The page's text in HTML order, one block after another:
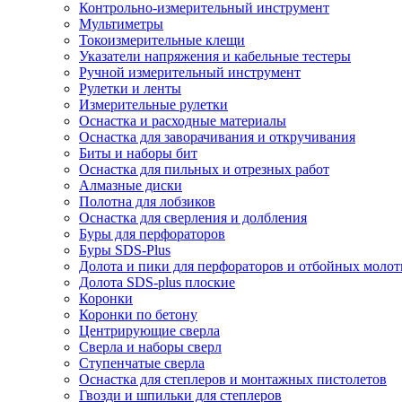
Контрольно-измерительный инструмент
Мультиметры
Токоизмерительные клещи
Указатели напряжения и кабельные тестеры
Ручной измерительный инструмент
Рулетки и ленты
Измерительные рулетки
Оснастка и расходные материалы
Оснастка для заворачивания и откручивания
Биты и наборы бит
Оснастка для пильных и отрезных работ
Алмазные диски
Полотна для лобзиков
Оснастка для сверления и долбления
Буры для перфораторов
Буры SDS-Plus
Долота и пики для перфораторов и отбойных
Долота SDS-plus плоские
Коронки
Коронки по бетону
Центрирующие сверла
Сверла и наборы сверл
Ступенчатые сверла
Оснастка для степлеров и монтажных пистолетов
Гвозди и шпильки для степлеров